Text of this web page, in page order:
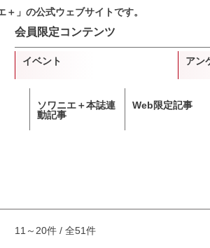
」の公式ウェブサイトです。
会員限定コンテンツ
イベント アン
ソワニエ＋本誌連
動記事
Web限定記事
11～20件 / 全51件